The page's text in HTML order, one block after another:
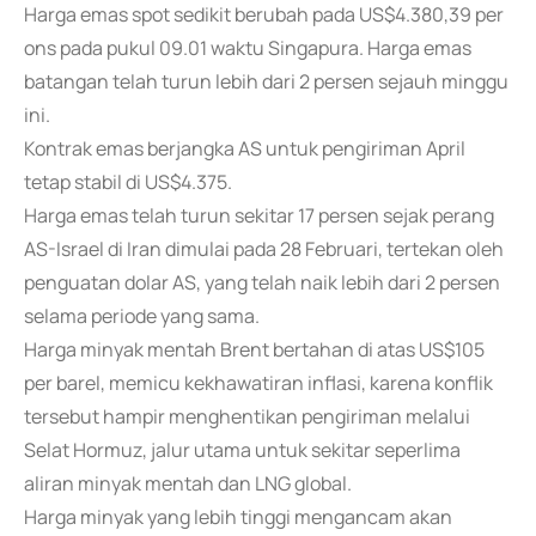
Harga emas spot sedikit berubah pada US$4.380,39 per
ons pada pukul 09.01 waktu Singapura. Harga emas
batangan telah turun lebih dari 2 persen sejauh minggu
ini.
Kontrak emas berjangka AS untuk pengiriman April
tetap stabil di US$4.375.
Harga emas telah turun sekitar 17 persen sejak perang
AS-Israel di Iran dimulai pada 28 Februari, tertekan oleh
penguatan dolar AS, yang telah naik lebih dari 2 persen
selama periode yang sama.
Harga minyak mentah Brent bertahan di atas US$105
per barel, memicu kekhawatiran inflasi, karena konflik
tersebut hampir menghentikan pengiriman melalui
Selat Hormuz, jalur utama untuk sekitar seperlima
aliran minyak mentah dan LNG global.
Harga minyak yang lebih tinggi mengancam akan